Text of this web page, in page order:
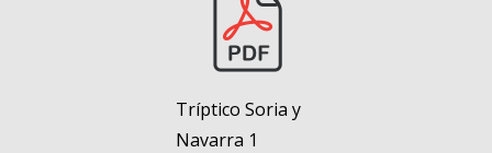
Tríptico Soria y
Navarra 1